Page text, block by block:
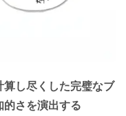
し尽くした完璧なブ
的さを演出する